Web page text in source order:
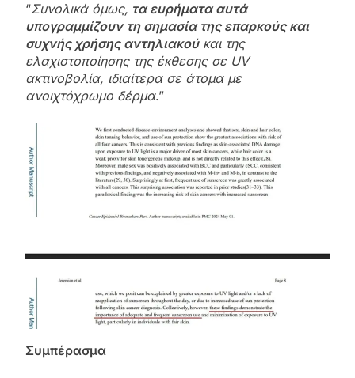
“Συνολικά όμως, τα ευρήματα αυτά
υπογραμμίζουν τη σημασία της επαρκούς και
συχνής χρήσης αντηλιακούκαι της
ελαχιστοποίησης της έκθεσης σε UV
ακτινοβολία, ιδιαίτερα σε άτομα με
ανοιχτόχρωμο δέρμα.”
Συμπέρασμα